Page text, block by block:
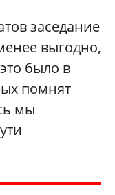
заседание
выгодно,
было в
помнят
мы